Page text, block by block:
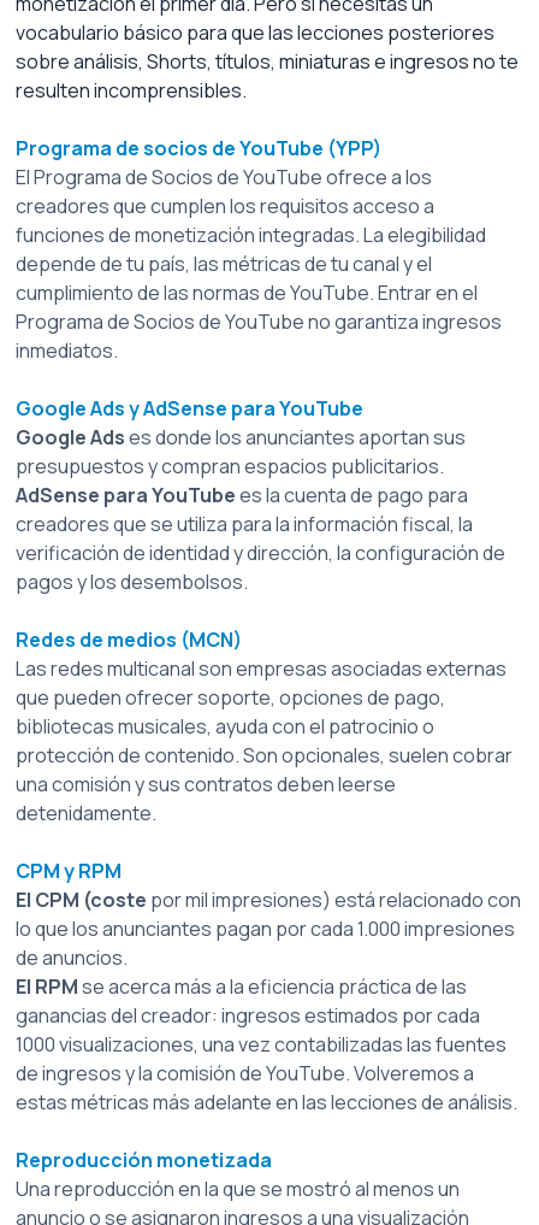
vocabulario básico para que las lecciones posteriores
sobre análisis, Shorts, títulos, miniaturas e ingresos no te
resulten incomprensibles.
Programa de socios de YouTube (YPP)
El Programa de Socios de YouTube ofrece a los
creadores que cumplen los requisitos acceso a
funciones de monetización integradas. La elegibilidad
depende de tu país, las métricas de tu canal y el
cumplimiento de las normas de YouTube. Entrar en el
Programa de Socios de YouTube no garantiza ingresos
inmediatos.
Google Ads y AdSense para YouTube
Google Adses donde los anunciantes aportan sus
presupuestos y compran espacios publicitarios.
AdSense para YouTubees la cuenta de pago para
creadores que se utiliza para la información fiscal, la
verificación de identidad y dirección, la configuración de
pagos y los desembolsos.
Redes de medios (MCN)
Las redes multicanal son empresas asociadas externas
que pueden ofrecer soporte, opciones de pago,
bibliotecas musicales, ayuda con el patrocinio o
protección de contenido. Son opcionales, suelen cobrar
una comisión y sus contratos deben leerse
detenidamente.
CPM y RPM
El CPM (coste por mil impresiones) está relacionado con
lo que los anunciantes pagan por cada 1.000 impresiones
de anuncios.
El RPMse acerca más a la eficiencia práctica de las
ganancias del creador: ingresos estimados por cada
1000 visualizaciones, una vez contabilizadas las fuentes
de ingresos y la comisión de YouTube. Volveremos a
estas métricas más adelante en las lecciones de análisis.
Reproducción monetizada
Una reproducción en la que se mostró al menos un
anuncio o se asignaron ingresos a una visualización